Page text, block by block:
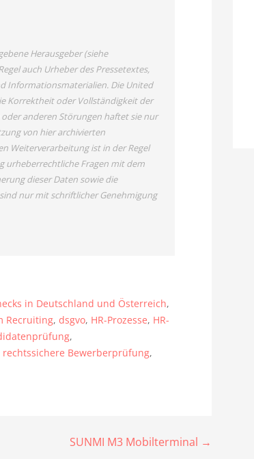
Herausgeber (siehe
auch Urheber des Pressetextes,
Informationsmaterialien. Die United
Korrektheit oder Vollständigkeit der
anderen Störungen haftet sie nur
von hier archivierten
Weiterverarbeitung ist in der Regel
urheberrechtliche Fragen mit dem
dieser Daten sowie die
nur mit schriftlicher Genehmigung
in Deutschland und Österreich,
Recruiting,dsgvo, HR-Prozesse, HR-
,
rechtssichere Bewerberprüfung,
SUNMI M3 Mobilterminal →